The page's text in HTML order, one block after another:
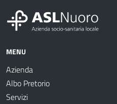
MENU
Azienda
Albo Pretorio
Servizi